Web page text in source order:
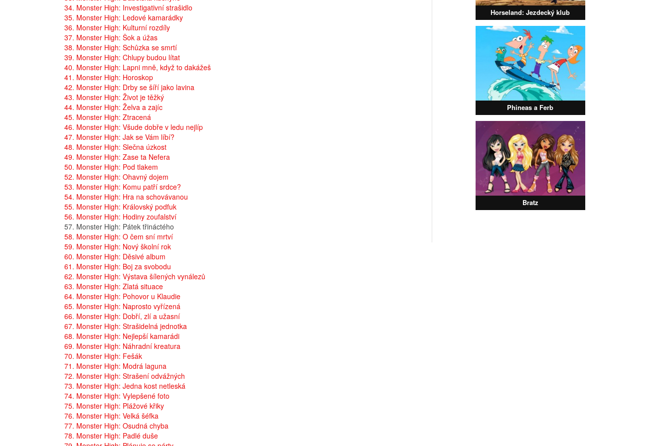
34. Monster High: Investigativní strašidlo
35. Monster High: Ledové kamarádky
36. Monster High: Kulturní rozdíly
37. Monster High: Šok a úžas
38. Monster High: Schůzka se smrtí
39. Monster High: Chlupy budou lítat
40. Monster High: Lapni mně, když to dakážeš
41. Monster High: Horoskop
42. Monster High: Drby se šíří jako lavina
43. Monster High: Život je těžký
44. Monster High: Želva a zajíc
45. Monster High: Ztracená
46. Monster High: Všude dobře v ledu nejlíp
47. Monster High: Jak se Vám líbí?
48. Monster High: Slečna úzkost
49. Monster High: Zase ta Nefera
50. Monster High: Pod tlakem
52. Monster High: Ohavný dojem
53. Monster High: Komu patří srdce?
54. Monster High: Hra na schovávanou
55. Monster High: Královský podfuk
56. Monster High: Hodiny zoufalství
57. Monster High: Pátek třináctého
58. Monster High: O čem sní mrtví
59. Monster High: Nový školní rok
60. Monster High: Děsivé album
61. Monster High: Boj za svobodu
62. Monster High: Výstava šílených vynálezů
63. Monster High: Zlatá situace
64. Monster High: Pohovor u Klaudie
65. Monster High: Naprosto vyřízená
66. Monster High: Dobří, zlí a užasní
67. Monster High: Strašidelná jednotka
68. Monster High: Nejlepší kamarádi
69. Monster High: Náhradní kreatura
70. Monster High: Fešák
71. Monster High: Modrá laguna
72. Monster High: Strašení odvážných
73. Monster High: Jedna kost netleská
74. Monster High: Vylepšené foto
75. Monster High: Plážové křiky
76. Monster High: Velká šéfka
77. Monster High: Osudná chyba
78. Monster High: Padlé duše
Horseland: Jezdecký klub
Phineas a Ferb
Bratz